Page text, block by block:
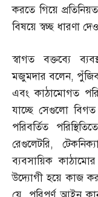
করতে গিয়ে
বিষয়ে স্বচ্ছ ধারণা
স্বাগত বক্তব্যে
মজুমদার বলেন,
এবং কাঠামোগত
যাচ্ছে সেগুলো
পরিবর্তিত
রেগুলেটরি,
ব্যবসায়িক
উদ্যোগী হয়ে কাজ